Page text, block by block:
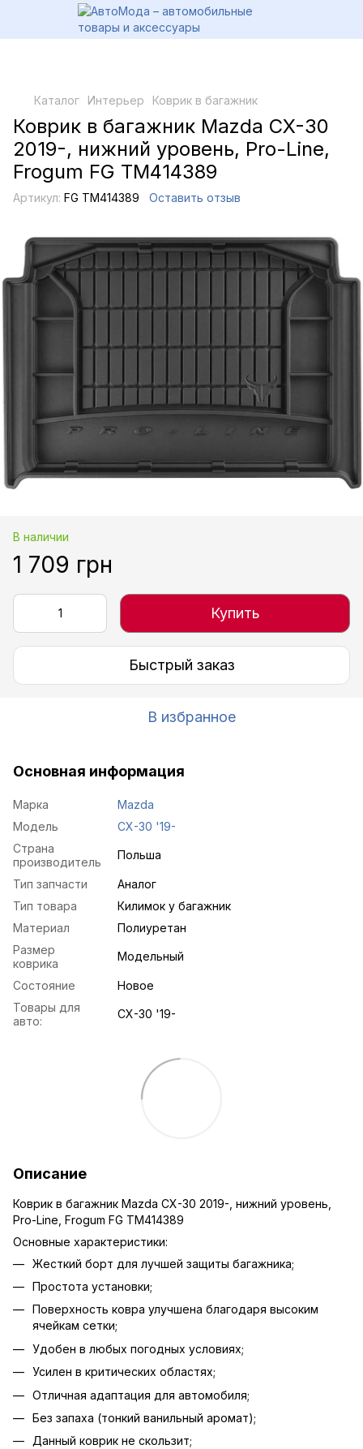
Каталог Интерьер Коврик в багажник
Коврик в багажник Mazda CX-30
2019-, нижний уровень, Pro-Line,
Frogum FG TM414389
Артикул: FG TM414389 Оставить отзыв
В наличии
1 709 грн
Купить
Быстрый заказ
В избранное
Основная информация
Марка
Mazda
Модель
CX-30 '19-
Страна
производитель
Польша
Тип запчасти
Аналог
Тип товара
Килимок у багажник
Материал
Полиуретан
Размер
коврика
Модельный
Состояние
Новое
Товары для
авто:
CX-30 '19-
Описание
Коврик в багажник Mazda CX-30 2019-, нижний уровень,
Pro-Line, Frogum FG TM414389
Основные характеристики:
Жесткий борт для лучшей защиты багажника;
Простота установки;
Поверхность ковра улучшена благодаря высоким
ячейкам сетки;
Удобен в любых погодных условиях;
Усилен в критических областях;
Отличная адаптация для автомобиля;
Без запаха (тонкий ванильный аромат);
Данный коврик не скользит;